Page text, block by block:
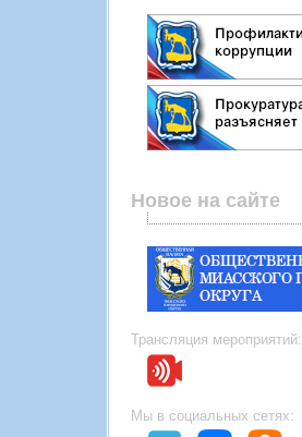
Новое на сайте
Трансляция мероприятий:
Мы в социальных сетях: